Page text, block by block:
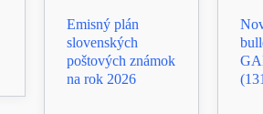
Emisný plán
slovenských
poštových známok
na rok 2026